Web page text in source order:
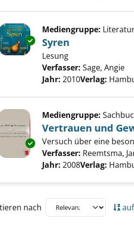
Exemplar-Details von Syren
Mediengruppe:
Syren
Lesung
Verfasser: Sage, Angie
Jahr: 2010Verlag:
Exemplar-Details von
Mediengruppe:
Vertrauen und
Versuch über eine
Verfasser: Reemtsma,
Jahr: 2008Verlag:
Suchfiltern springen
nach